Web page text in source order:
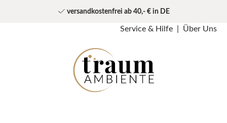
versandkostenfrei ab 40,- € in DE
Service & Hilfe Über Uns